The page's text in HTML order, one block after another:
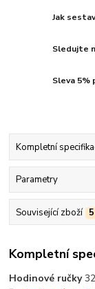
Jak
Sledujte
Sleva 5%
Kompletní
Parametry
Související zboží 5
Kompletní
Hodinové ručky